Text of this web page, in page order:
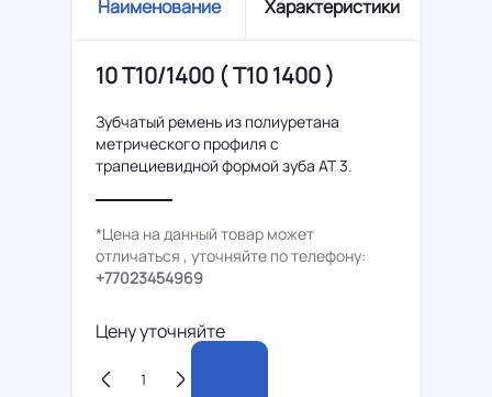
Наименование Характеристики
10 T10/1400 ( Т10 1400 )
Зубчатый ремень из полиуретана
метрического профиля с
трапециевидной формой зуба AT 3.
*Цена на данный товар может
отличаться , уточняйте по телефону:
+77023454969
Цену уточняйте